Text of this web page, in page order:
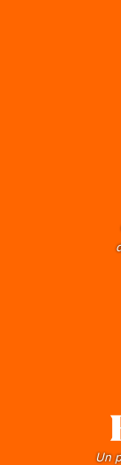
Un